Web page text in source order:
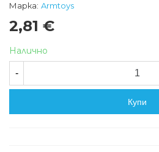
Марка: Armtoys
2,81 €
Налично
-
Купи